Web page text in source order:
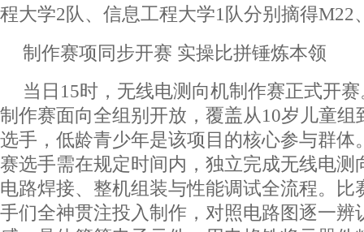
程大学2队、信息工程大学1队分别摘得M22
制作赛项同步开赛 实操比拼锤炼本领
当日15时，无线电测向机制作赛正式开
制作赛面向全组别开放，覆盖从10岁儿童组
选手，低龄青少年是该项目的核心参与群体
赛选手需在规定时间内，独立完成无线电测
电路焊接、整机组装与性能调试全流程。比
手们全神贯注投入制作，对照电路图逐一辨